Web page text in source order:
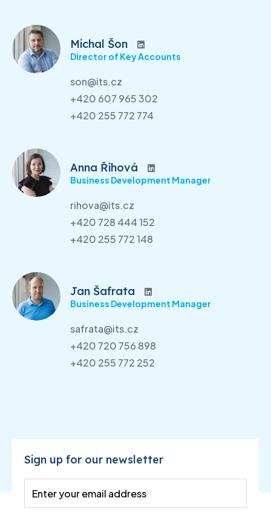
Michal Šon
Director of Key Accounts
son@its.cz
+420 607 965 302
+420 255 772 774
Anna Říhová
Business Development Manager
rihova@its.cz
+420 728 444 152
+420 255 772 148
Jan Šafrata
Business Development Manager
safrata@its.cz
+420 720 756 898
+420 255 772 252
Sign up for our newsletter